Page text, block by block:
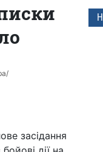
засідання